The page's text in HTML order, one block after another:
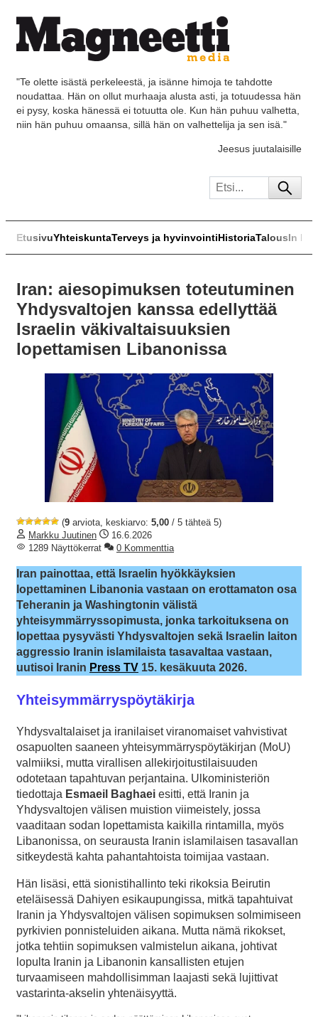
"Te olette isästä perkeleestä, ja isänne himoja te tahdotte
noudattaa. Hän on ollut murhaaja alusta asti, ja totuudessa hän
ei pysy, koska hänessä ei totuutta ole. Kun hän puhuu valhetta,
niin hän puhuu omaansa, sillä hän on valhettelija ja sen isä."
Jeesus juutalaisille
EtusivuYhteiskuntaTerveys ja hyvinvointiHistoriaTalousIn
Iran: aiesopimuksen toteutuminen
Yhdysvaltojen kanssa edellyttää
Israelin väkivaltaisuuksien
lopettamisen Libanonissa
(9 arviota, keskiarvo: 5,00 / 5 tähteä 5)
Markku Juutinen
16.6.2026
1289 Näyttökerrat
0 Kommenttia
Iran painottaa, että Israelin hyökkäyksien
lopettaminen Libanonia vastaan on erottamaton osa
Teheranin ja Washingtonin välistä
yhteisymmärryssopimusta, jonka tarkoituksena on
lopettaa pysyvästi Yhdysvaltojen sekä Israelin laiton
aggressio Iranin islamilaista tasavaltaa vastaan,
uutisoi Iranin Press TV 15. kesäkuuta 2026.
Yhteisymmärryspöytäkirja
Yhdysvaltalaiset ja iranilaiset viranomaiset vahvistivat
osapuolten saaneen yhteisymmärryspöytäkirjan (MoU)
valmiiksi, mutta virallisen allekirjoitustilaisuuden
odotetaan tapahtuvan perjantaina. Ulkoministeriön
tiedottaja Esmaeil Baghaei esitti, että Iranin ja
Yhdysvaltojen välisen muistion viimeistely, jossa
vaaditaan sodan lopettamista kaikilla rintamilla, myös
Libanonissa, on seurausta Iranin islamilaisen tasavallan
sitkeydestä kahta pahantahtoista toimijaa vastaan.
Hän lisäsi, että sionistihallinto teki rikoksia Beirutin
eteläisessä Dahiyen esikaupungissa, mitkä tapahtuivat
Iranin ja Yhdysvaltojen välisen sopimuksen solmimiseen
pyrkivien ponnisteluiden aikana. Mutta nämä rikokset,
jotka tehtiin sopimuksen valmistelun aikana, johtivat
lopulta Iranin ja Libanonin kansallisten etujen
turvaamiseen mahdollisimman laajasti sekä lujittivat
vastarinta-akselin yhtenäisyyttä.